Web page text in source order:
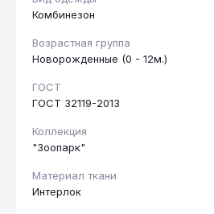
Комбинезон
Возрастная группа
Новорожденные (0 - 12м.)
ГОСТ
ГОСТ 32119-2013
Коллекция
"Зоопарк"
Материал ткани
Интерлок